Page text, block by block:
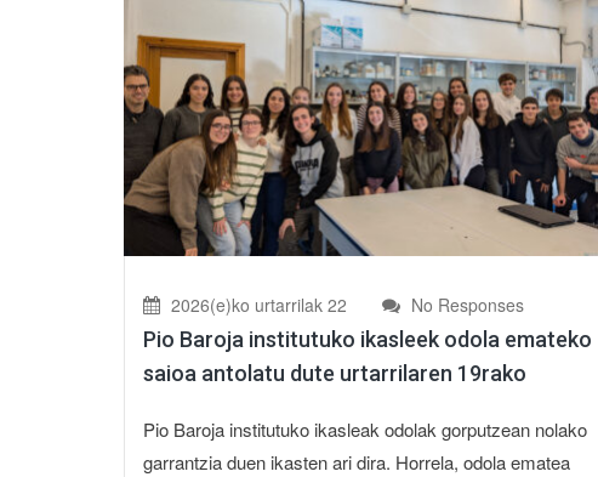
2026(e)ko urtarrilak 22 No Responses
Pio Baroja institutuko ikasleek odola emateko
saioa antolatu dute urtarrilaren 19rako
Pio Baroja institutuko ikasleak odolak gorputzean nolako
garrantzia duen ikasten ari dira. Horrela, odola ematea